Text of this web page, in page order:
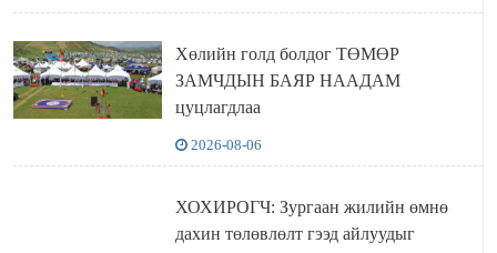
Хөлийн голд болдог ТӨМӨР
ЗАМЧДЫН БАЯР НААДАМ
цуцлагдлаа
2026-08-06
ХОХИРОГЧ: Зургаан жилийн өмнө
дахин төлөвлөлт гээд айлуудыг